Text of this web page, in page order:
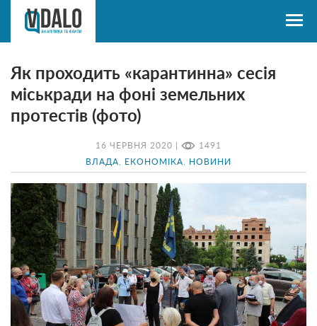
16 ЧЕРВНЯ 2020 | 1491
ВЛАДА ЕКОНОМІКА НОВИНИ
Як проходить «карантинна» сесія
міськради на фоні земельних
протестів (фото)